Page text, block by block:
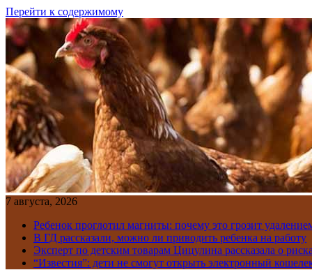
Перейти к содержимому
7 августа, 2026
Ребенок проглотил магниты: почему это грозит
В ГД рассказали, можно ли приводить ребенка на работу
Эксперт по детским товарам Цицулина рассказала о
“Известия”: дети не смогут открыть электронный